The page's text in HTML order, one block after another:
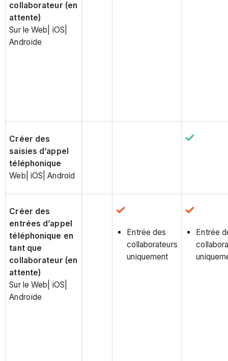
collaborateur (en
attente)
Sur le Web| iOS|
Androïde
Créer des
saisies d’appel
téléphonique
Web| iOS| Android
Créer des
entrées d’appel
téléphonique en
tant que
collaborateur (en
attente)
Sur le Web| iOS|
Androïde
Entrée des
collaborateurs
uniquement
Entrée